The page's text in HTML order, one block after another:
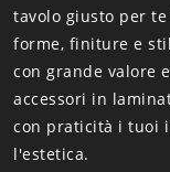
tavolo giusto per
forme, finiture e
con grande valore
accessori in
con praticità i tuoi
l'estetica.